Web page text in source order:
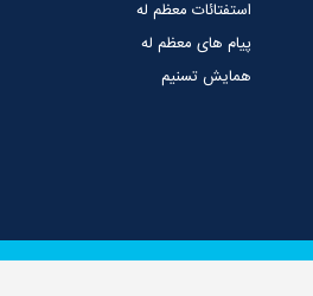
استفتائات معظم له
پیام های معظم له
همایش تسنیم